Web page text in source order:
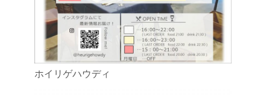
ホイリゲハウディ